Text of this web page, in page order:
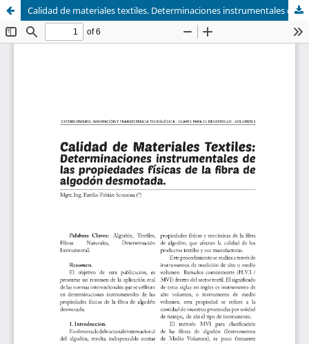
Calidad de materiales textiles. Determinaciones instrumentales de las propiedades físicas de la fibra de algodón desmotada